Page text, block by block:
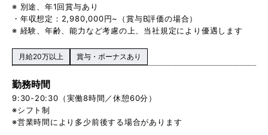
※ 別途、年1回賞与あり
・年収想定：2,980,000円~（賞与B評価の場合）
※ 経験、年齢、能力など考慮の上、当社規定により優遇します
月給20万以上 賞与・ボーナスあり
勤務時間
9:30-20:30（実働8時間／休憩60分）
※シフト制
※営業時間により多少前後する場合があります